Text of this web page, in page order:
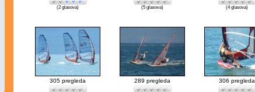
(2 glasova) (5 glasova) (4 glasova)
305 pregleda 289 pregleda 306 pregleda